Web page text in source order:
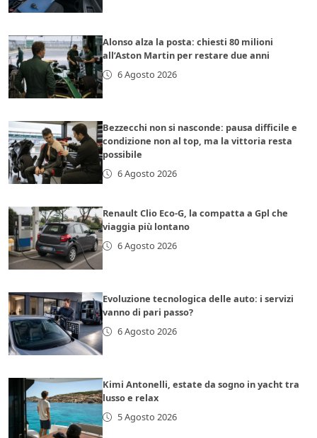
Alonso alza la posta: chiesti 80 milioni
all’Aston Martin per restare due anni
6 Agosto 2026
Bezzecchi non si nasconde: pausa difficile e
condizione non al top, ma la vittoria resta
possibile
6 Agosto 2026
Renault Clio Eco-G, la compatta a Gpl che
viaggia più lontano
6 Agosto 2026
Evoluzione tecnologica delle auto: i servizi
vanno di pari passo?
6 Agosto 2026
Kimi Antonelli, estate da sogno in yacht tra
lusso e relax
5 Agosto 2026